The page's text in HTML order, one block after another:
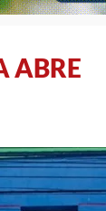
ABRE